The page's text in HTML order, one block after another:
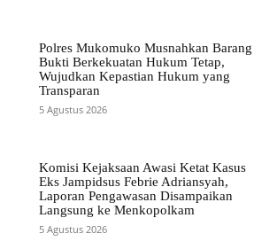
Polres Mukomuko Musnahkan Barang
Bukti Berkekuatan Hukum Tetap,
Wujudkan Kepastian Hukum yang
Transparan
5 Agustus 2026
Komisi Kejaksaan Awasi Ketat Kasus
Eks Jampidsus Febrie Adriansyah,
Laporan Pengawasan Disampaikan
Langsung ke Menkopolkam
5 Agustus 2026